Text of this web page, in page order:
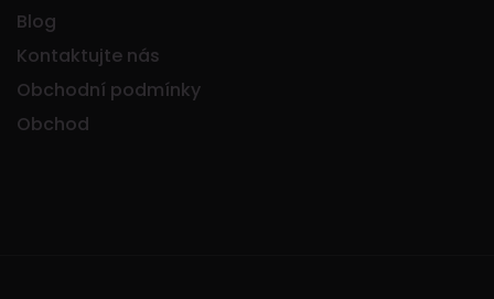
Blog
Kontaktujte nás
Obchodní podmínky
Obchod